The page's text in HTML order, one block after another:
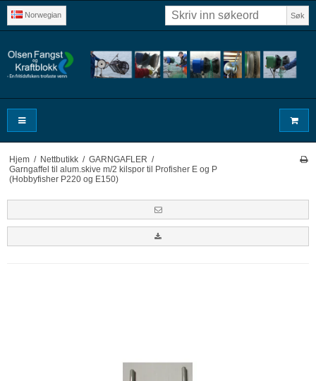
Norwegian Søk
Hjem / Nettbutikk / GARNGAFLER /
Garngaffel til alum.skive m/2 kilspor til Profisher E og P
(Hobbyfisher P220 og E150)